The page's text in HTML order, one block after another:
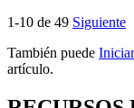
1-10 de 49 Siguiente
También puede
artículo.